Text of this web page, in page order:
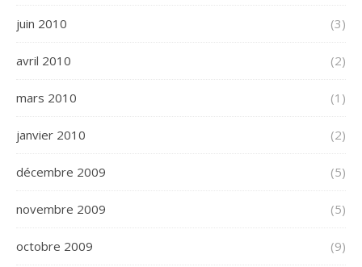
juin 2010 (3)
avril 2010 (2)
mars 2010 (1)
janvier 2010 (2)
décembre 2009 (5)
novembre 2009 (5)
octobre 2009 (9)